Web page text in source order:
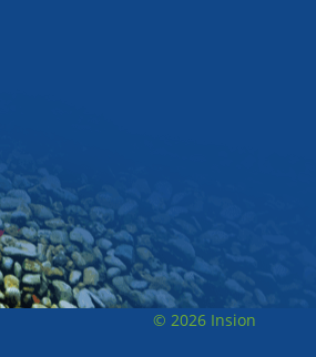
© 2026 Insion